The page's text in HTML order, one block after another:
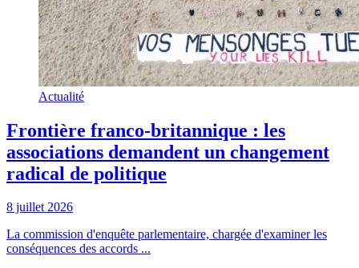
Actualité
Frontière franco-britannique : les
associations demandent un changement
radical de politique
8 juillet 2026
La commission d'enquête parlementaire, chargée d'examiner les
conséquences des accords ...